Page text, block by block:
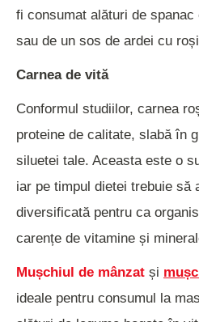
fi consumat alături de
sau de un sos de ardei cu
Carnea de vită
Conformul studiilor, carnea
proteine de calitate, slabă în
siluetei tale. Aceasta este o
iar pe timpul dietei trebuie să
diversificată pentru ca
carențe de vitamine și
Mușchiul de mânzat și
ideale pentru consumul la